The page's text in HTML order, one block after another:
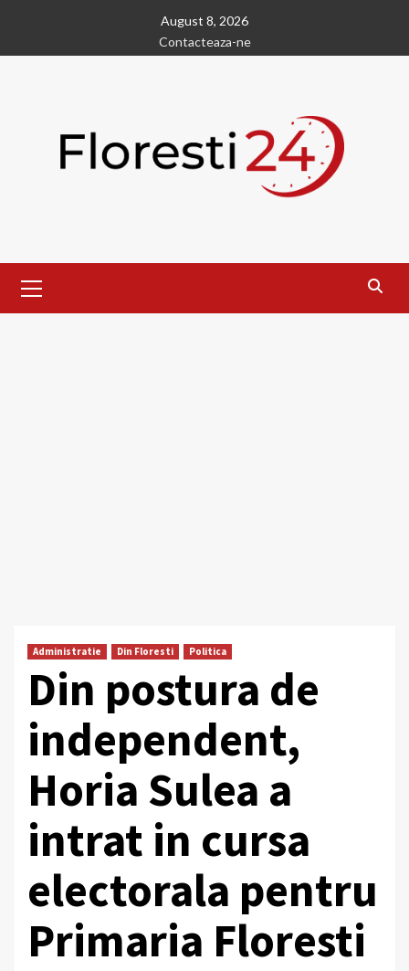
content
August 8, 2026
Contacteaza-ne
Menu
Administratie Din Floresti Politica
Din postura de
independent,
Horia Sulea a
intrat in cursa
electorala pentru
Primaria Floresti